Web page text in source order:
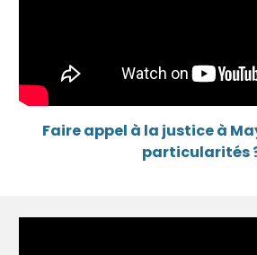
Faire appel à la justice à
particularités